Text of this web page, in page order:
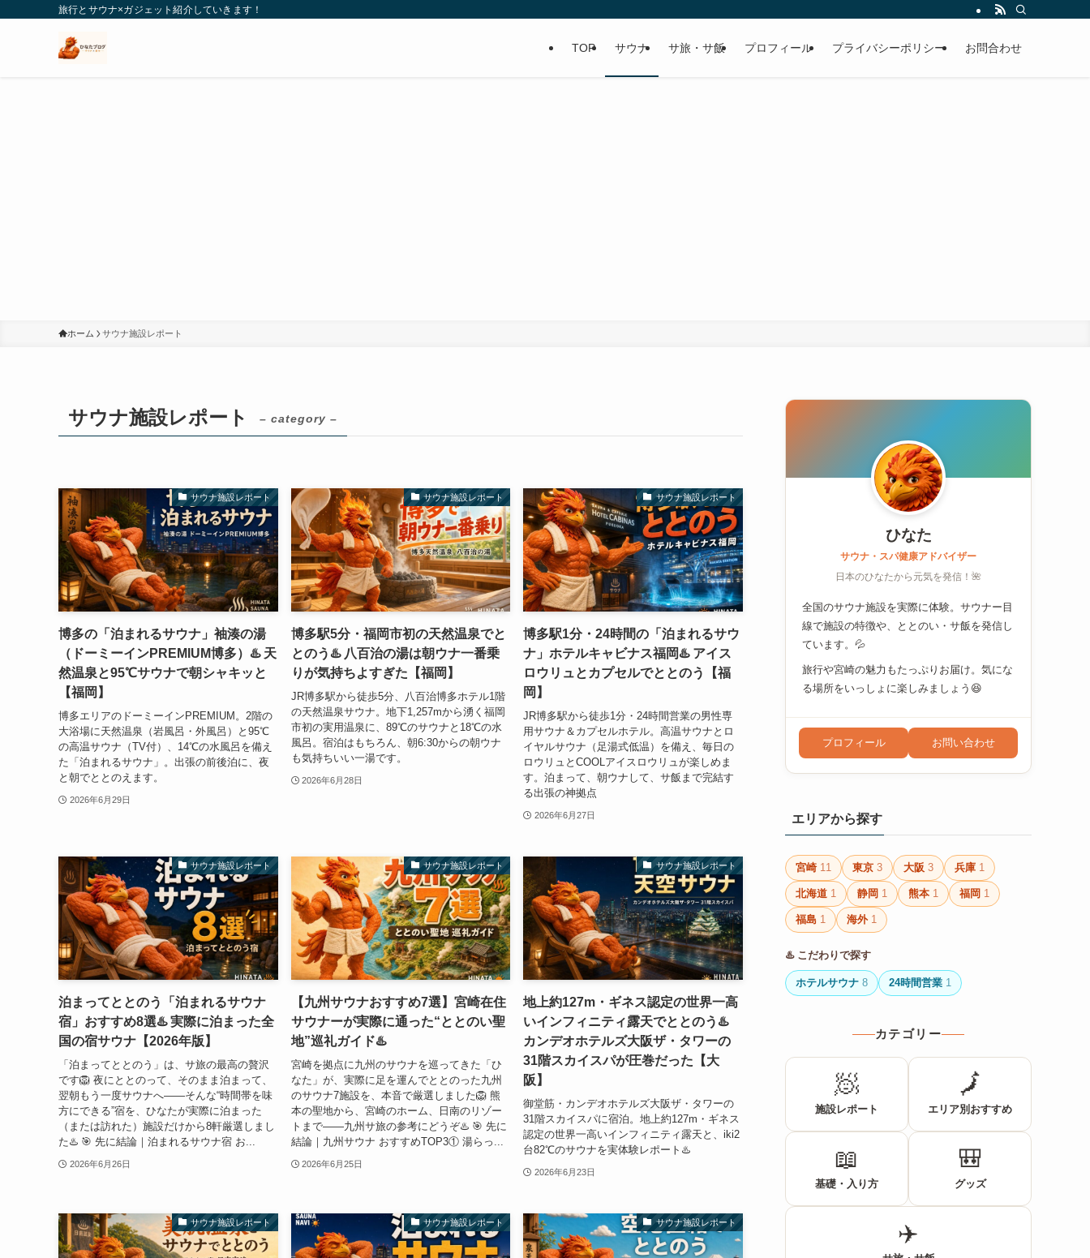
旅行とサウナ×ガジェット紹介していきます！
TOP サウナ サ旅・サ飯 プロフィール プライバシーポリシー お問合わせ
ホーム サウナ施設レポート
サウナ施設レポート – category –
サウナ施設レポート
博多の「泊まれるサウナ」袖湊の湯
（ドーミーインPREMIUM博多）♨️ 天
然温泉と95℃サウナで朝シャキッと
【福岡】
博多エリアのドーミーインPREMIUM。2階の
大浴場に天然温泉（岩風呂・外風呂）と95℃
の高温サウナ（TV付）、14℃の水風呂を備え
た「泊まれるサウナ」。出張の前後泊に、夜
と朝でととのえます。
2026年6月29日
サウナ施設レポート
博多駅5分・福岡市初の天然温泉でと
とのう♨️ 八百治の湯は朝ウナ一番乗
りが気持ちよすぎた【福岡】
JR博多駅から徒歩5分、八百治博多ホテル1階
の天然温泉サウナ。地下1,257mから湧く福岡
市初の実用温泉に、89℃のサウナと18℃の水
風呂。宿泊はもちろん、朝6:30からの朝ウナ
も気持ちいい一湯です。
2026年6月28日
サウナ施設レポート
博多駅1分・24時間の「泊まれるサウ
ナ」ホテルキャビナス福岡♨️ アイス
ロウリュとカプセルでととのう【福
岡】
JR博多駅から徒歩1分・24時間営業の男性専
用サウナ＆カプセルホテル。高温サウナとロ
イヤルサウナ（足湯式低温）を備え、毎日の
ロウリュとCOOLアイスロウリュが楽しめま
す。泊まって、朝ウナして、サ飯まで完結す
る出張の神拠点
2026年6月27日
サウナ施設レポート
泊まってととのう「泊まれるサウナ
宿」おすすめ8選♨️ 実際に泊まった全
国の宿サウナ【2026年版】
「泊まってととのう」は、サ旅の最高の贅沢
です🦁 夜にととのって、そのまま泊まって、
翌朝もう一度サウナへ——そんな“時間帯を味
方にできる”宿を、ひなたが実際に泊まった
（または訪れた）施設だけから8軒厳選しまし
た♨️ 🎯 先に結論｜泊まれるサウナ宿 お...
2026年6月26日
サウナ施設レポート
【九州サウナおすすめ7選】宮崎在住
サウナーが実際に通った“ととのい聖
地”巡礼ガイド♨️
宮崎を拠点に九州のサウナを巡ってきた「ひ
なた」が、実際に足を運んでととのった九州
のサウナ7施設を、本音で厳選しました🦁 熊
本の聖地から、宮崎のホーム、日南のリゾー
トまで——九州サ旅の参考にどうぞ♨️ 🎯 先に
結論｜九州サウナ おすすめTOP3① 湯らっ...
2026年6月25日
サウナ施設レポート
地上約127m・ギネス認定の世界一高
いインフィニティ露天でととのう♨️
カンデオホテルズ大阪ザ・タワーの
31階スカイスパが圧巻だった【大
阪】
御堂筋・カンデオホテルズ大阪ザ・タワーの
31階スカイスパに宿泊。地上約127m・ギネス
認定の世界一高いインフィニティ露天と、iki2
台82℃のサウナを実体験レポート♨️
2026年6月23日
サウナ施設レポート サウナ施設レポート サウナ施設レポート
ひなた
サウナ・スパ健康アドバイザー
日本のひなたから元気を発信！🌺
全国のサウナ施設を実際に体験。サウナー目
線で施設の特徴や、ととのい・サ飯を発信し
ています。💦
旅行や宮崎の魅力もたっぷりお届け。気にな
る場所をいっしょに楽しみましょう😆
プロフィール お問い合わせ
エリアから探す
宮崎 11 東京 3 大阪 3 兵庫 1
北海道 1 静岡 1 熊本 1 福岡 1
福島 1 海外 1
♨️ こだわりで探す
ホテルサウナ 8 24時間営業 1
カテゴリー
🧖
施設レポート
🗾
エリア別おすすめ
📖
基礎・入り方
🎒
グッズ
✈️